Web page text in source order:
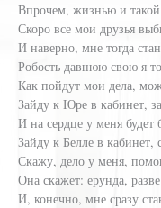
Впрочем, жизнью и
Скоро все мои друзья
И наверно, мне тогда
Робость давнюю свою я
Как пойдут мои дела,
Зайду к Юре в кабинет,
И на сердце у меня будет
Зайду к Белле в кабинет,
Скажу, дело у меня,
Она скажет: ерунда,
И, конечно, мне сразу